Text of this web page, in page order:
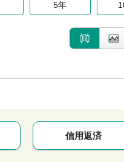
5年
信用返済